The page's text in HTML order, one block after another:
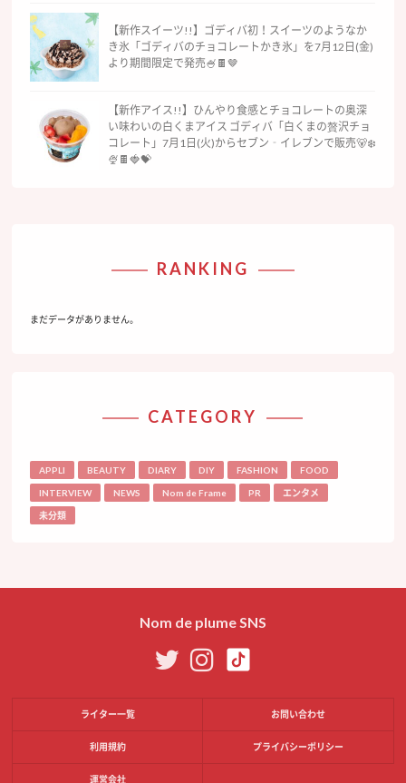
【新作スイーツ!!】ゴディバ初！スイーツのようなか
き氷「ゴディバのチョコレートかき氷」を7月12日(金)
より期間限定で発売🍧🍫🤎
【新作アイス!!】ひんやり食感とチョコレートの奥深
い味わいの白くまアイス ゴディバ「白くまの贅沢チョ
コレート」7月1日(火)からセブン‐イレブンで販売🐻‍❄️
🍨🍫🍓💝
RANKING
まだデータがありません。
CATEGORY
APPLI BEAUTY DIARY DIY FASHION FOOD
INTERVIEW NEWS Nom de Frame PR エンタメ
未分類
Nom de plume SNS
ライター一覧 お問い合わせ
利用規約 プライバシーポリシー
運営会社